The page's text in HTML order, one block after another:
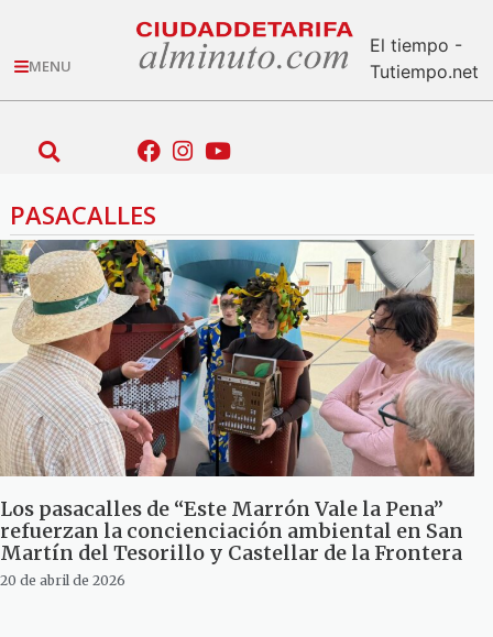
MENU
El tiempo -
Tutiempo.net
PASACALLES
Los pasacalles de “Este Marrón Vale la Pena”
refuerzan la concienciación ambiental en San
Martín del Tesorillo y Castellar de la Frontera
20 de abril de 2026